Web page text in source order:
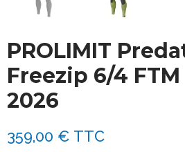
PROLIMIT
Freezip 6/4 FTM
2026
359,00 € TTC